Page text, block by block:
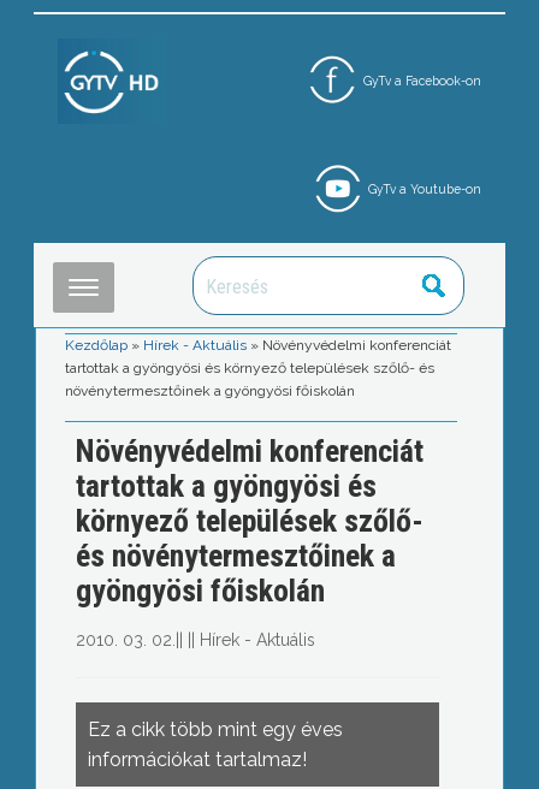
GyTv a Facebook-on
GyTv a Youtube-on
Kezdőlap » Hírek - Aktuális » Növényvédelmi konferenciát
tartottak a gyöngyösi és környező települések szőlő- és
növénytermesztőinek a gyöngyösi főiskolán
Növényvédelmi konferenciát
tartottak a gyöngyösi és
környező települések szőlő-
és növénytermesztőinek a
gyöngyösi főiskolán
2010. 03. 02. Hírek - Aktuális
Ez a cikk több mint egy éves
információkat tartalmaz!